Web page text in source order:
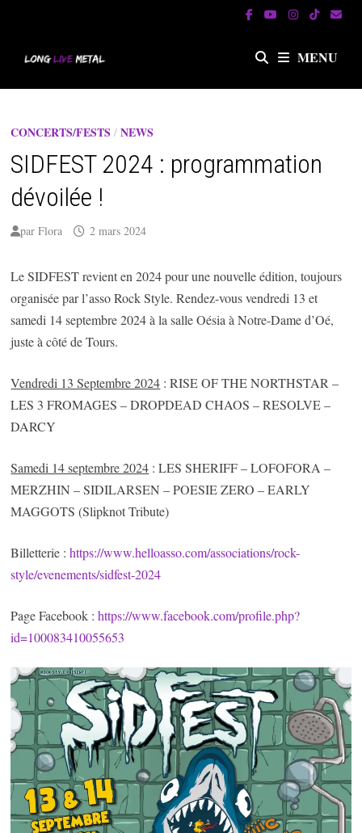
MENU
CONCERTS/FESTS /NEWS
SIDFEST 2024 : programmation
dévoilée !
parFlora 2 mars 2024
Le SIDFEST revient en 2024 pour une nouvelle édition, toujours
organisée par l’asso Rock Style. Rendez-vous vendredi 13 et
samedi 14 septembre 2024 à la salle Oésia à Notre-Dame d’Oé,
juste à côté de Tours.
Vendredi 13 Septembre 2024 : RISE OF THE NORTHSTAR –
LES 3 FROMAGES – DROPDEAD CHAOS – RESOLVE –
DARCY
Samedi 14 septembre 2024 : LES SHERIFF – LOFOFORA –
MERZHIN – SIDILARSEN – POESIE ZERO – EARLY
MAGGOTS (Slipknot Tribute)
Billetterie :https://www.helloasso.com/associations/rock-
style/evenements/sidfest-2024
Page Facebook :https://www.facebook.com/profile.php?
id=100083410055653